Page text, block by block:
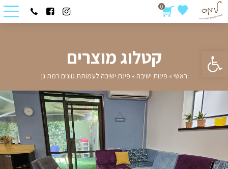
פתח סרגל נגישות
0
קטלוג מוצרים
ראשי » פינות ישיבה » פינת ישיבה לעמותת גוונים רמת גן